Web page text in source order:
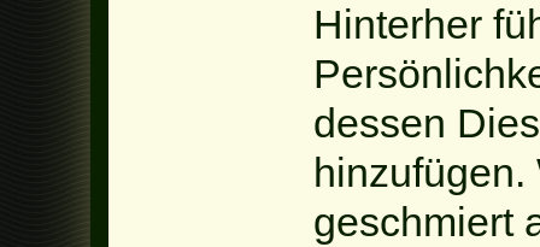
Hinterher
dessen
geschmiert